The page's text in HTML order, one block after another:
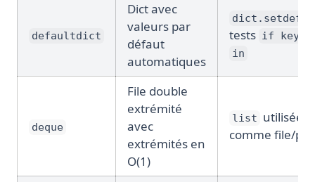
defaultdict
Dict avec
valeurs par
défaut
automatiques
tests if key
in
deque
File double
extrémité
avec
extrémités en
O(1)
list utilisée
comme file/pile